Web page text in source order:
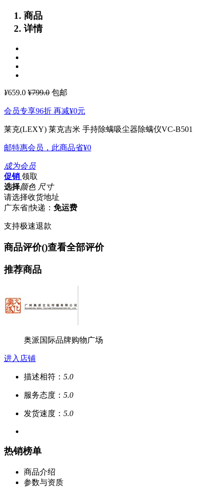
商品
详情
¥659.0 ¥799.0 包邮
会员专享96折 再减¥0元
莱克(LEXY) 莱克吉米 手持除螨吸尘器除螨仪VC-B501
邮特惠会员，此商品省¥0
成为会员
促销 领取
选择颜色 尺寸
请选择收货地址
广东省|快递： 免运费
支持极速退款
商品评价()查看全部评价
推荐商品
奥派国际品牌购物广场
进入店铺
描述相符： 5.0
服务态度： 5.0
发货速度： 5.0
热销榜单
商品介绍
参数与资质